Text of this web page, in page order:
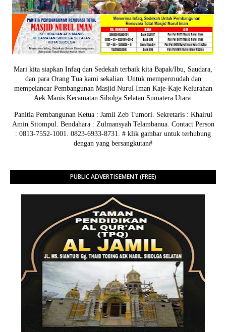
Mari kita siapkan Infaq dan Sedekah terbaik kita Bapak/Ibu, Saudara,
dan para Orang Tua kami sekalian. Untuk mempermudah dan
mempelancar Pembangunan Masjid Nurul Iman Kaje-Kaje Kelurahan
Aek Manis Kecamatan Sibolga Selatan Sumatera Utara.
Panitia Pembangunan Ketua : Jamil Zeb Tumori. Sekretaris : Khairul
Amin Sitompul. Bendahara : Zulmansyah Telambanua. Contact Person
: 0813-7552-1001. 0823-6933-8731. # klik gambar untuk terhubung
dengan yang bersangkutan#
PUBLIC ADVERTISEMENT (FREE)